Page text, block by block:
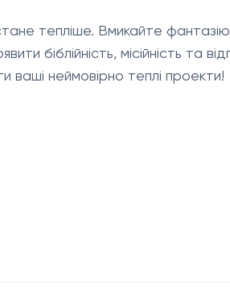
тепліше. Вмикайте фантазію,
біблійність, місійність та
ваші неймовірно теплі проекти!